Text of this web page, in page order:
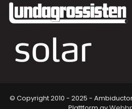
© Copyright 2010 - 2025 -